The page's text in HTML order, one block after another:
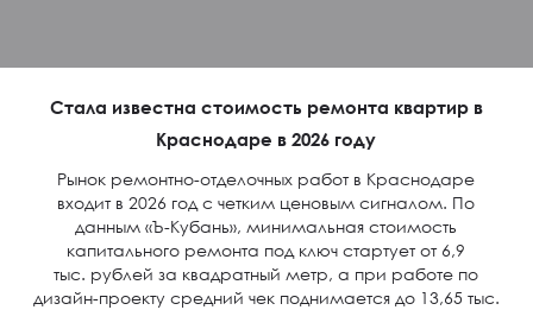
Стала известна стоимость ремонта квартир в
Краснодаре в 2026 году
Рынок ремонтно-отделочных работ в Краснодаре
входит в 2026 год с четким ценовым сигналом. По
данным «Ъ-Кубань», минимальная стоимость
капитального ремонта под ключ стартует от 6,9
тыс. рублей за квадратный метр, а при работе по
дизайн-проекту средний чек поднимается до 13,65 тыс.